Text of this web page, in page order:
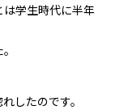
は学生時代に半年
したのです。